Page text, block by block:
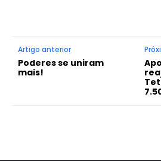
Artigo anterior
Poderes se uniram
mais!